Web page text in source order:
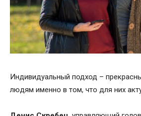
Индивидуальный подход –
людям именно в том, что для них